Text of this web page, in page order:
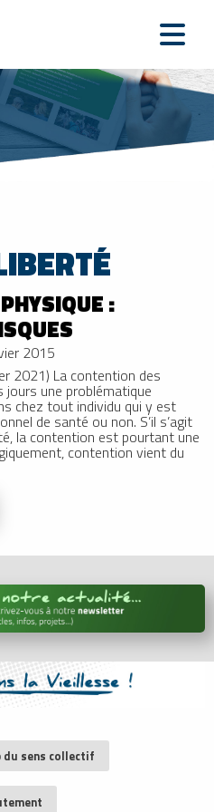
:
2015
2021) La contention des
une problématique
chez tout individu qui y est
de santé ou non. S’il s’agit
la contention est pourtant une
contention vient du
du sens collectif